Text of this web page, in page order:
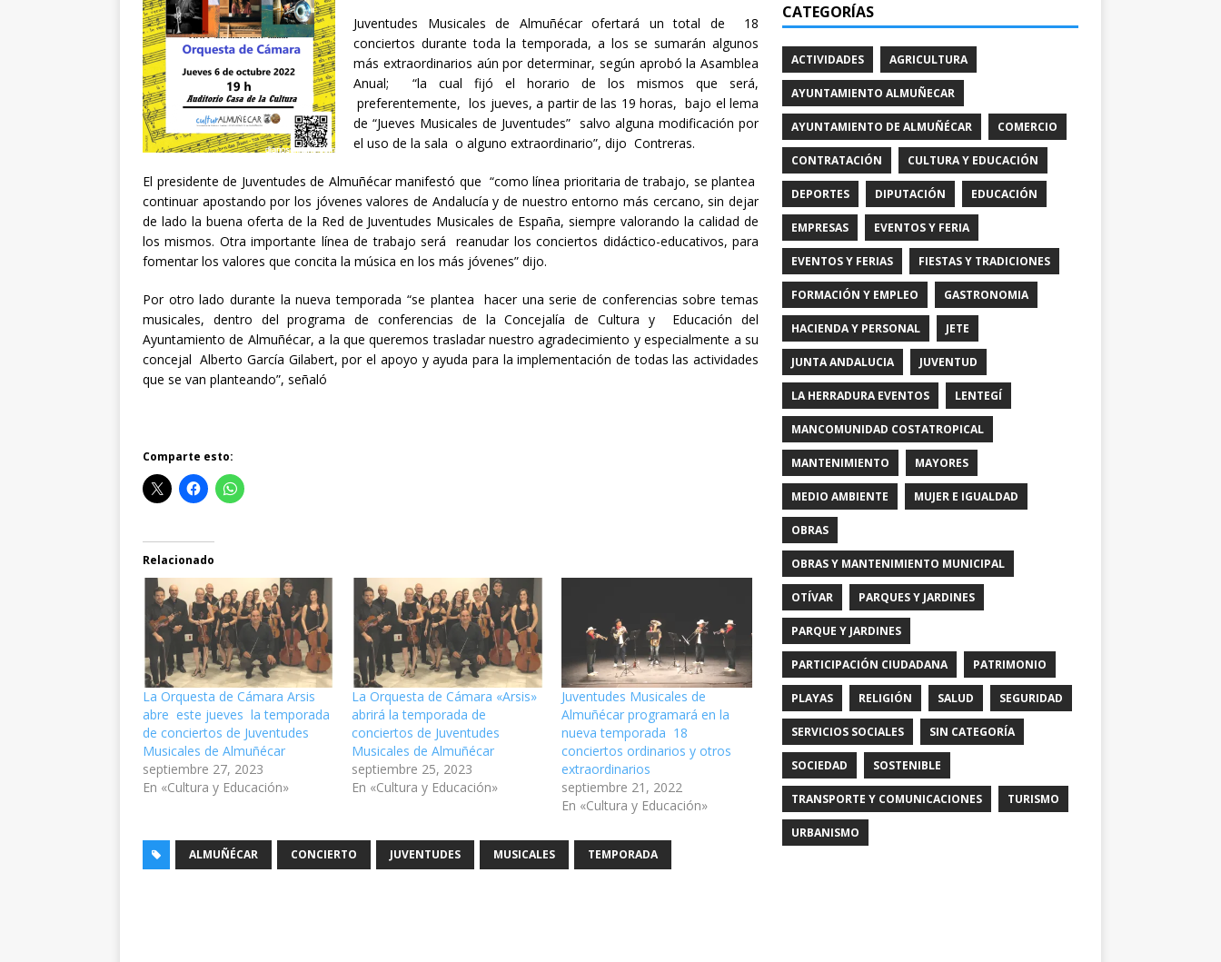
Juventudes Musicales de Almuñécar ofertará un total de 18
conciertos durante toda la temporada, a los se sumarán algunos
más extraordinarios aún por determinar, según aprobó la Asamblea
Anual; “la cual fijó el horario de los mismos que será,
preferentemente, los jueves, a partir de las 19 horas, bajo el lema
de “Jueves Musicales de Juventudes” salvo alguna modificación por
el uso de la sala o alguno extraordinario”, dijo Contreras.
El presidente de Juventudes de Almuñécar manifestó que “como línea prioritaria de trabajo, se plantea
continuar apostando por los jóvenes valores de Andalucía y de nuestro entorno más cercano, sin dejar
de lado la buena oferta de la Red de Juventudes Musicales de España, siempre valorando la calidad de
los mismos. Otra importante línea de trabajo será reanudar los conciertos didáctico-educativos, para
fomentar los valores que concita la música en los más jóvenes” dijo.
Por otro lado durante la nueva temporada “se plantea hacer una serie de conferencias sobre temas
musicales, dentro del programa de conferencias de la Concejalía de Cultura y Educación del
Ayuntamiento de Almuñécar, a la que queremos trasladar nuestro agradecimiento y especialmente a su
concejal Alberto García Gilabert, por el apoyo y ayuda para la implementación de todas las actividades
que se van planteando”, señaló
Comparte esto:
Relacionado
La Orquesta de Cámara Arsis
abre este jueves la temporada
de conciertos de Juventudes
Musicales de Almuñécar
septiembre 27, 2023
En «Cultura y Educación»
La Orquesta de Cámara «Arsis»
abrirá la temporada de
conciertos de Juventudes
Musicales de Almuñécar
septiembre 25, 2023
En «Cultura y Educación»
Juventudes Musicales de
Almuñécar programará en la
nueva temporada 18
conciertos ordinarios y otros
extraordinarios
septiembre 21, 2022
En «Cultura y Educación»
ALMUÑÉCAR CONCIERTO JUVENTUDES MUSICALES TEMPORADA
CATEGORÍAS
ACTIVIDADES AGRICULTURA
AYUNTAMIENTO ALMUÑECAR
AYUNTAMIENTO DE ALMUÑÉCAR COMERCIO
CONTRATACIÓN CULTURA Y EDUCACIÓN
DEPORTES DIPUTACIÓN EDUCACIÓN
EMPRESAS EVENTOS Y FERIA
EVENTOS Y FERIAS FIESTAS Y TRADICIONES
FORMACIÓN Y EMPLEO GASTRONOMIA
HACIENDA Y PERSONAL JETE
JUNTA ANDALUCIA JUVENTUD
LA HERRADURA EVENTOS LENTEGÍ
MANCOMUNIDAD COSTATROPICAL
MANTENIMIENTO MAYORES
MEDIO AMBIENTE MUJER E IGUALDAD
OBRAS
OBRAS Y MANTENIMIENTO MUNICIPAL
OTÍVAR PARQUES Y JARDINES
PARQUE Y JARDINES
PARTICIPACIÓN CIUDADANA PATRIMONIO
PLAYAS RELIGIÓN SALUD SEGURIDAD
SERVICIOS SOCIALES SIN CATEGORÍA
SOCIEDAD SOSTENIBLE
TRANSPORTE Y COMUNICACIONES TURISMO
URBANISMO